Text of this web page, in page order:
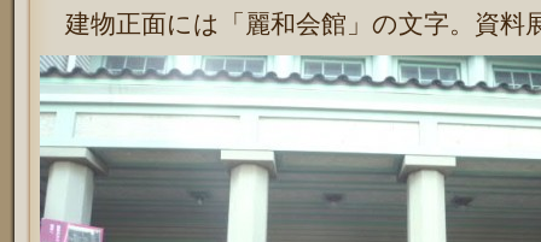
建物正面には「麗和会館」の文字。資料